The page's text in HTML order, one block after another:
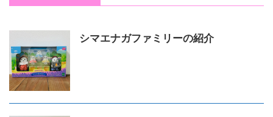
シマエナガファミリーの紹介